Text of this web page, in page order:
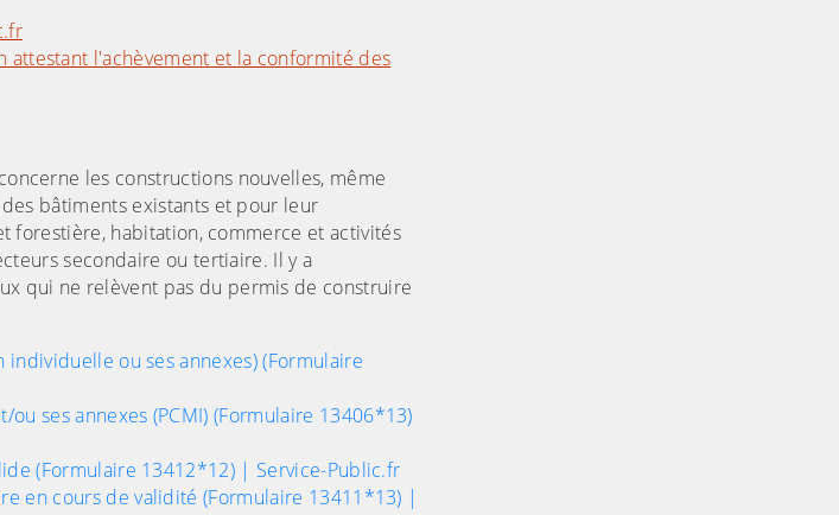
attestant l'achèvement et la conformité des
les constructions nouvelles, même
bâtiments existants et pour leur
forestière, habitation, commerce et activités
secondaire ou tertiaire. Il y a
qui ne relèvent pas du permis de construire
ou ses annexes) (Formulaire
ses annexes (PCMI) (Formulaire 13406*13)
(Formulaire 13412*12) | Service-Public.fr
en cours de validité (Formulaire 13411*13) |